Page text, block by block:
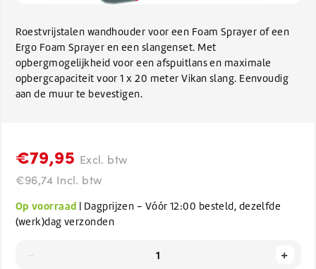
Roestvrijstalen wandhouder voor een Foam Sprayer of een
Ergo Foam Sprayer en een slangenset. Met
opbergmogelijkheid voor een afspuitlans en maximale
opbergcapaciteit voor 1 x 20 meter Vikan slang. Eenvoudig
aan de muur te bevestigen.
€79,95 Excl. btw
€96,74 Incl. btw
Op voorraad | Dagprijzen - Vóór 12:00 besteld, dezelfde
(werk)dag verzonden
+